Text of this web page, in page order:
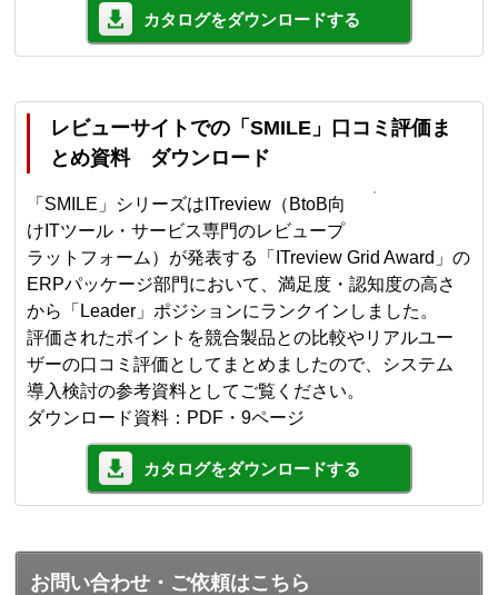
カタログをダウンロードする
レビューサイトでの「SMILE」口コミ評価ま
とめ資料 ダウンロード
「SMILE」シリーズはITreview（BtoB向
けITツール・サービス専門のレビュープ
ラットフォーム）が発表する「ITreview Grid Award」の
ERPパッケージ部門において、満足度・認知度の高さ
から「Leader」ポジションにランクインしました。
評価されたポイントを競合製品との比較やリアルユー
ザーの口コミ評価としてまとめましたので、システム
導入検討の参考資料としてご覧ください。
ダウンロード資料：PDF・9ページ
カタログをダウンロードする
お問い合わせ・ご依頼はこちら